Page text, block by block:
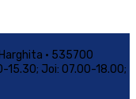
• 535700
15.30; Joi: 07.00-18.00;